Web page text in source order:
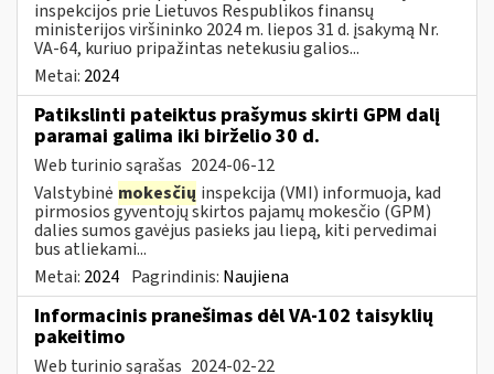
inspekcijos prie Lietuvos Respublikos finansų
ministerijos viršininko 2024 m. liepos 31 d. įsakymą Nr.
VA-64, kuriuo pripažintas netekusiu galios...
Metai: 2024
Patikslinti pateiktus prašymus skirti GPM dalį
paramai galima iki birželio 30 d.
Web turinio sąrašas 2024-06-12
Valstybinė mokesčių inspekcija (VMI) informuoja, kad
pirmosios gyventojų skirtos pajamų mokesčio (GPM)
dalies sumos gavėjus pasieks jau liepą, kiti pervedimai
bus atliekami...
Metai: 2024 Pagrindinis: Naujiena
Informacinis pranešimas dėl VA-102 taisyklių
pakeitimo
Web turinio sąrašas 2024-02-22